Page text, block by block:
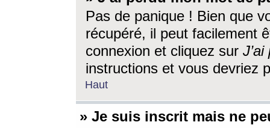
Pas de panique ! Bien que
récupéré, il peut facilement
connexion et cliquez sur
instructions et vous devriez
Haut
» Je suis inscrit mais ne